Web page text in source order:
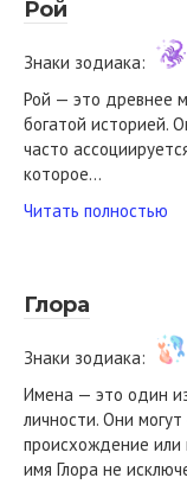
Рой
Знаки зодиака:
Рой — это древнее
богатой историей.
часто
которое…
Читать полностью
Глора
Знаки зодиака:
Имена — это один
личности. Они
происхождение или
имя Глора не